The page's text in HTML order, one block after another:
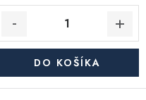
DO KOŠÍKA